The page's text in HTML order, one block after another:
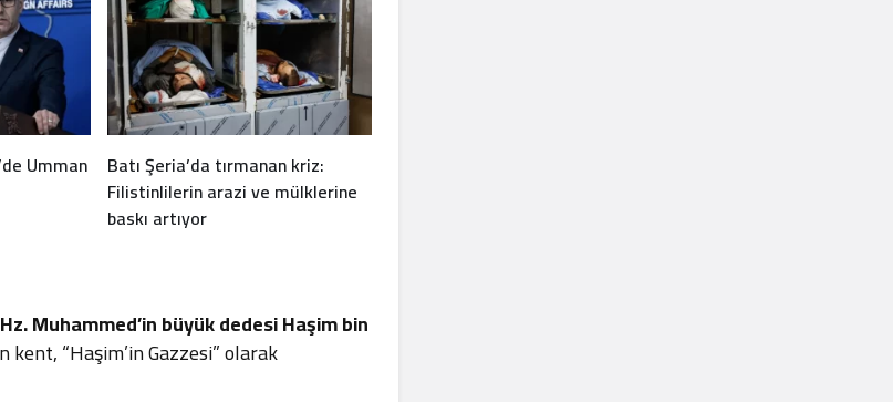
Umman
Batı Şeria’da tırmanan kriz:
Filistinlilerin arazi ve mülklerine
baskı artıyor
Hz. Muhammed’in büyük dedesi Haşim bin
kent, “Haşim’in Gazzesi” olarak